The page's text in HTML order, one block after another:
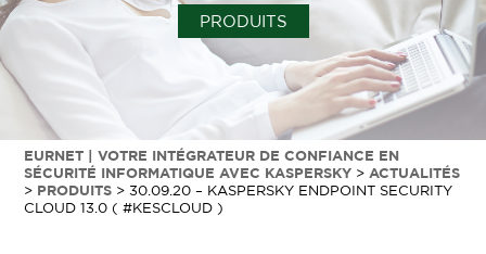
PRODUITS
EURNET | VOTRE INTÉGRATEUR DE CONFIANCE EN
SÉCURITÉ INFORMATIQUE AVEC KASPERSKY >ACTUALITÉS
> PRODUITS >30.09.20 – KASPERSKY ENDPOINT SECURITY
CLOUD 13.0 ( #KESCLOUD )